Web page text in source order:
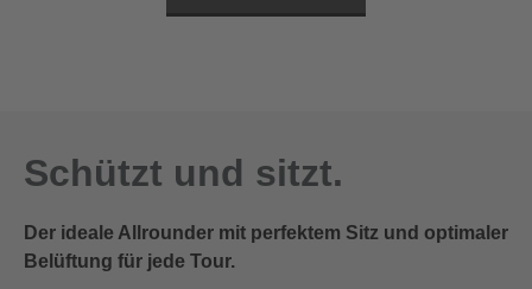
Schützt und sitzt.
Der ideale Allrounder mit perfektem Sitz und optimaler
Belüftung für jede Tour.